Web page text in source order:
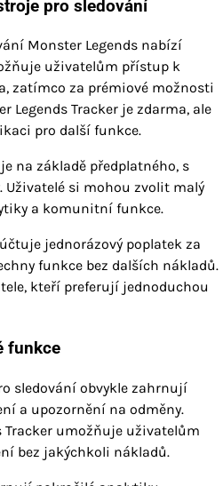
pro sledování
Monster Legends nabízí
uživatelům přístup k
zatímco za prémiové možnosti
Legends Tracker je zdarma, ale
pro další funkce.
na základě předplatného, s
si mohou zvolit malý
a komunitní funkce.
jednorázový poplatek za
funkce bez dalších nákladů.
kteří preferují jednoduchou
funkce
sledování obvykle zahrnují
a upozornění na odměny.
Tracker umožňuje uživatelům
bez jakýchkoli nákladů.